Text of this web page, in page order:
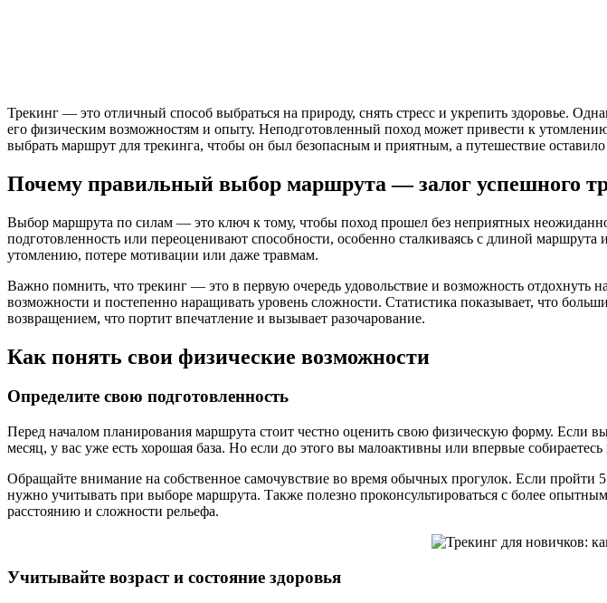
Трекинг — это отличный способ выбраться на природу, снять стресс и укрепить здоровье.
его физическим возможностям и опыту. Неподготовленный поход может привести к
выбрать маршрут для трекинга, чтобы он был безопасным и приятным, а путешествие
Почему правильный выбор маршрута — залог успешного
Выбор маршрута по силам — это ключ к тому, чтобы поход прошел без неприятных
подготовленность или переоценивают способности, особенно сталкиваясь с длиной
утомлению, потере мотивации или даже травмам.
Важно помнить, что трекинг — это в первую очередь удовольствие и возможность отдохнуть
возможности и постепенно наращивать уровень сложности. Статистика показывает, что
возвращением, что портит впечатление и вызывает разочарование.
Как понять свои физические возможности
Определите свою подготовленность
Перед началом планирования маршрута стоит честно оценить свою физическую форму. Если
месяц, у вас уже есть хорошая база. Но если до этого вы малоактивны или впервые
Обращайте внимание на собственное самочувствие во время обычных прогулок. Если пройти
нужно учитывать при выборе маршрута. Также полезно проконсультироваться с более
расстоянию и сложности рельефа.
Учитывайте возраст и состояние здоровья